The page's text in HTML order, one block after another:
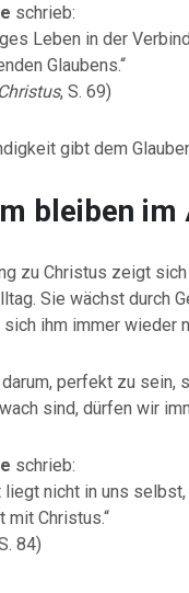
schrieb:
Leben in der
Glaubens.“
, S. 69)
gibt dem
bleiben
zu Christus zeigt
Sie wächst durch
ihm immer wieder
perfekt zu sein,
sind, dürfen wir
schrieb:
liegt nicht in uns
mit Christus.“
84)